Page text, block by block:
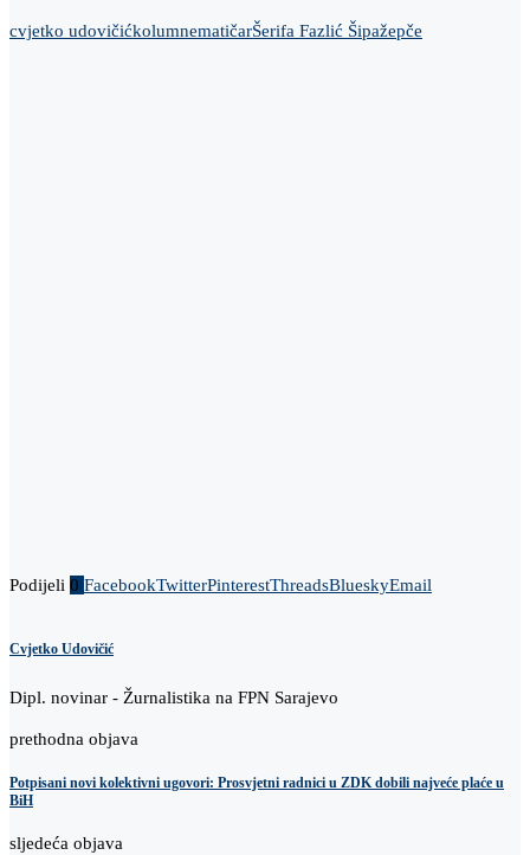
cvjetko udovičićkolumnematičarŠerifa Fazlić Šipažepče
Podijeli 0 FacebookTwitterPinterestThreadsBlueskyEmail
Cvjetko Udovičić
Dipl. novinar - Žurnalistika na FPN Sarajevo
prethodna objava
Potpisani novi kolektivni ugovori: Prosvjetni radnici u ZDK dobili najveće plaće u
BiH
sljedeća objava